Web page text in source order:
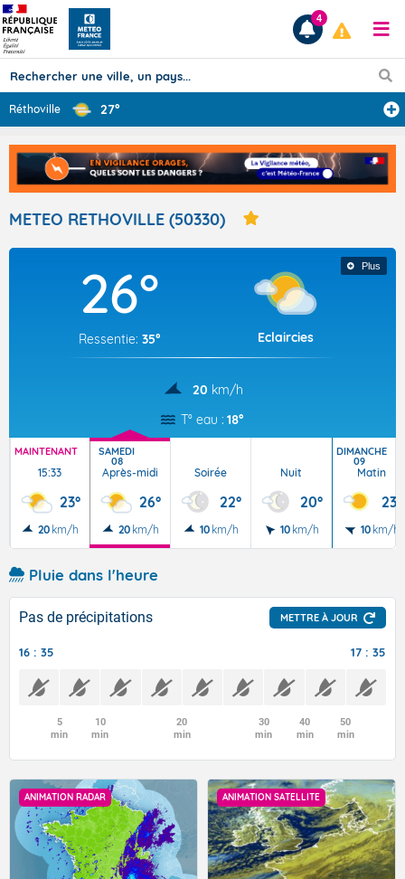
Prévisions
TOUS LES RÉSULTATS
Articles
4
Réthoville 27°
METEO RETHOVILLE (50330)
Plus
26°
Ressentie: 35° Eclaircies
20 km/h
T° eau : 18°
MAINTENANT
15:33
23°
20 km/h
SAMEDI
08
Après-midi
26°
20 km/h
Soirée
22°
10 km/h
Nuit
20°
10 km/h
DIMANCHE
09
Matin
23°
10 km/h
Pluie dans l'heure
Pas de précipitations METTRE À JOUR
16 : 35 17 : 35
5
min
10
min
20
min
30
min
40
min
50
min
ANIMATION RADAR ANIMATION SATELLITE